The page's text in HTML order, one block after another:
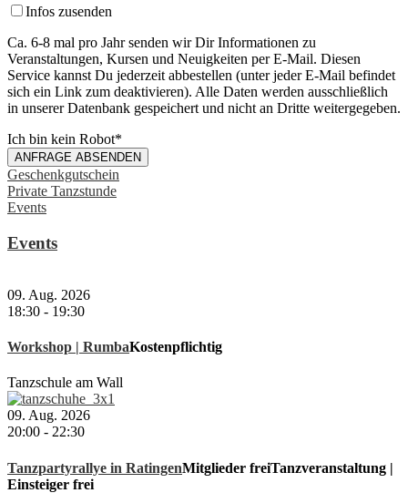
Infos zusenden
Ca. 6-8 mal pro Jahr senden wir Dir Informationen zu
Veranstaltungen, Kursen und Neuigkeiten per E-Mail. Diesen
Service kannst Du jederzeit abbestellen (unter jeder E-Mail befindet
sich ein Link zum deaktivieren). Alle Daten werden ausschließlich
in unserer Datenbank gespeichert und nicht an Dritte weitergegeben.
Ich bin kein Robot*
ANFRAGE ABSENDEN
Email*
Geschenkgutschein
Private Tanzstunde
Events
Events
09. Aug. 2026
18:30 - 19:30
Workshop | RumbaKostenpflichtig
Tanzschule am Wall
09. Aug. 2026
20:00 - 22:30
Tanzpartyrallye in RatingenMitglieder freiTanzveranstaltung |
Einsteiger frei